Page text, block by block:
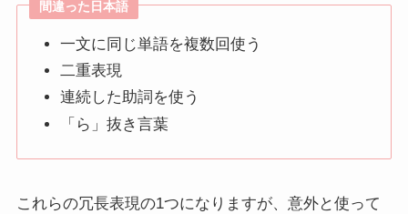
間違った日本語
一文に同じ単語を複数回使う
二重表現
連続した助詞を使う
「ら」抜き言葉
これらの冗長表現の1つになりますが、意外と使って